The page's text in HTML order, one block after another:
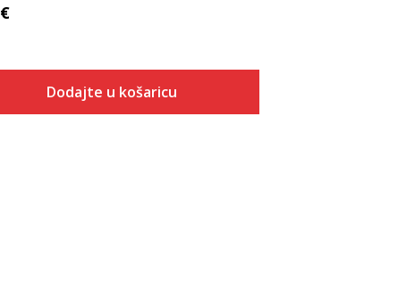
€
Dodajte u košaricu